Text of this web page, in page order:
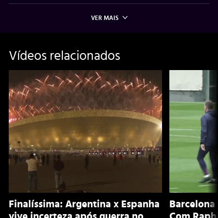
VER MAIS
Vídeos relacionados
Finalíssima: Argentina x Espanha